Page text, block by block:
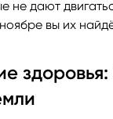
не дают
вы их